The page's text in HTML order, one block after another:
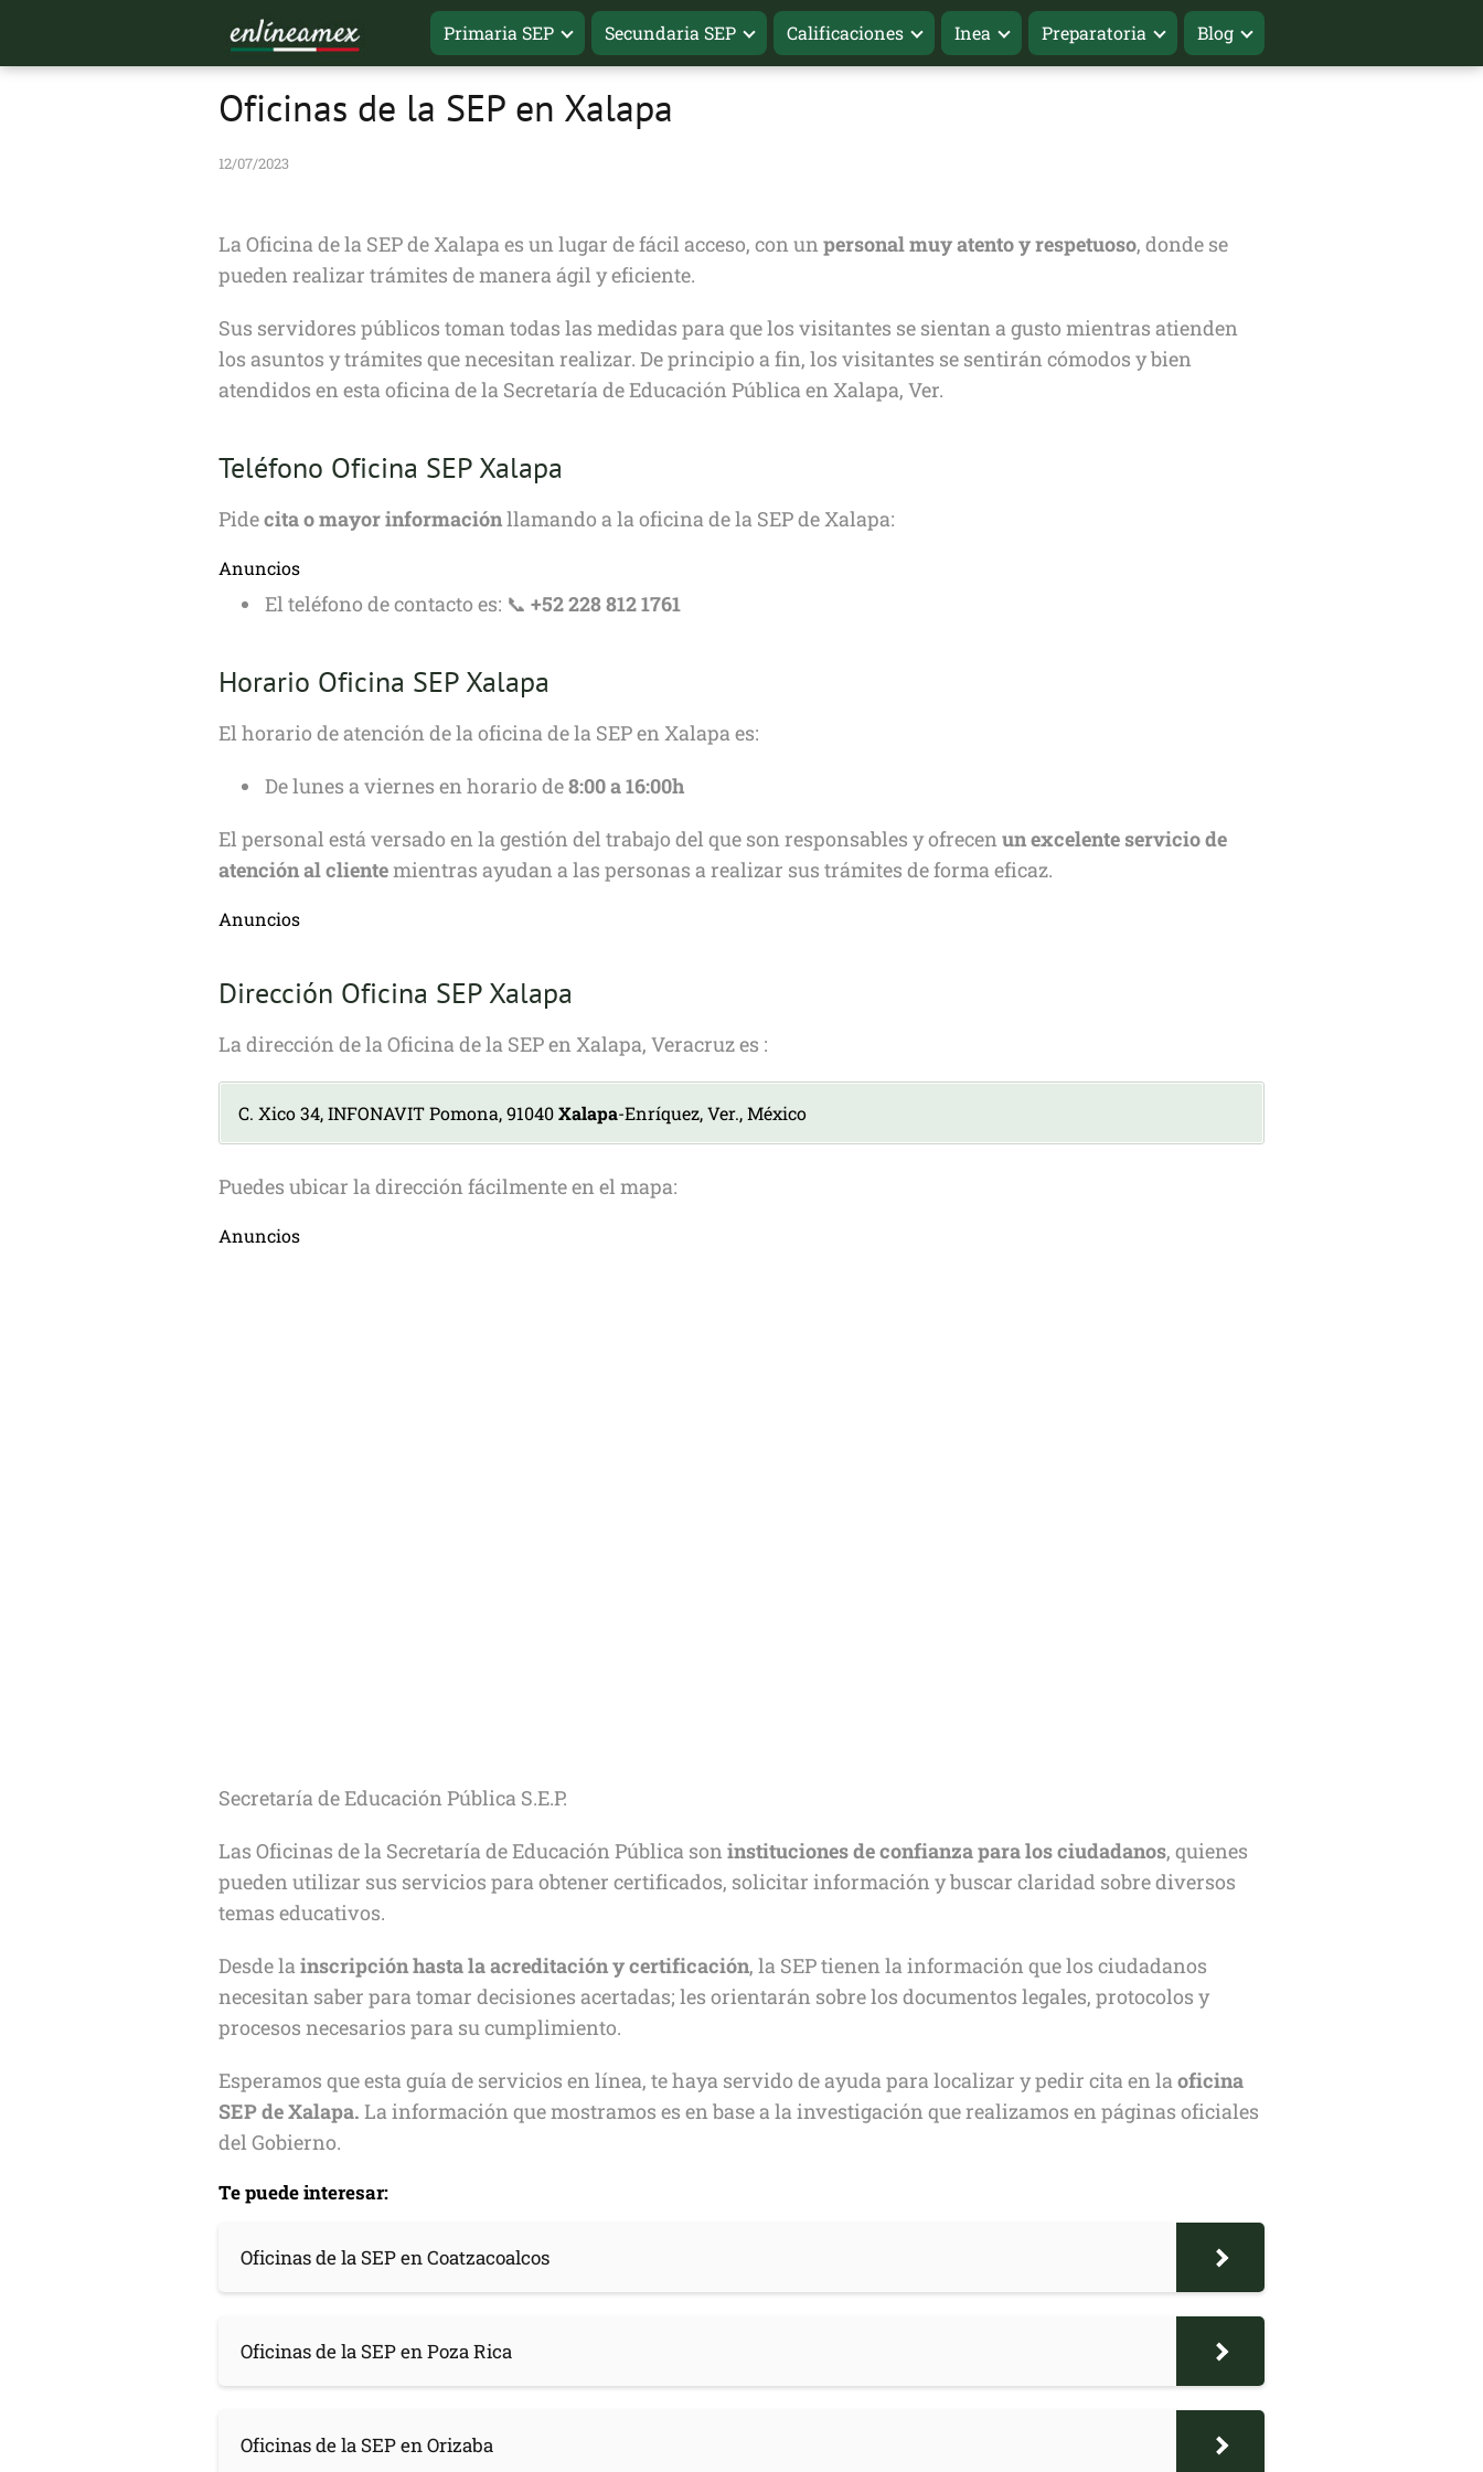
Primaria SEP Secundaria SEP Calificaciones Inea Preparatoria Blog
Oficinas de la SEP en Xalapa
12/07/2023
La Oficina de la SEP de Xalapa es un lugar de fácil acceso, con unpersonal muy atento y respetuoso, donde se
pueden realizar trámites de manera ágil y eficiente.
Sus servidores públicos toman todas las medidas para que los visitantes se sientan a gusto mientras atienden
los asuntos y trámites que necesitan realizar. De principio a fin, los visitantes se sentirán cómodos y bien
atendidos en esta oficina de la Secretaría de Educación Pública en Xalapa, Ver.
Teléfono Oficina SEP Xalapa
Pidecita o mayor informaciónllamando a la oficina de la SEP de Xalapa:
Anuncios
El teléfono de contacto es: 📞 +52 228 812 1761
Horario Oficina SEP Xalapa
El horario de atención de la oficina de la SEP en Xalapa es:
De lunes a viernes en horario de8:00 a 16:00h
El personal está versado en la gestión del trabajo del que son responsables y ofrecenun excelente servicio de
atención al clientemientras ayudan a las personas a realizar sus trámites de forma eficaz.
Anuncios
Dirección Oficina SEP Xalapa
La dirección de la Oficina de la SEP en Xalapa, Veracruz es :
C. Xico 34, INFONAVIT Pomona, 91040Xalapa-Enríquez, Ver., México
Puedes ubicar la dirección fácilmente en el mapa:
Anuncios
Secretaría de Educación Pública S.E.P.
Las Oficinas de la Secretaría de Educación Pública soninstituciones de confianza para los ciudadanos, quienes
pueden utilizar sus servicios para obtener certificados, solicitar información y buscar claridad sobre diversos
temas educativos.
Desde lainscripción hasta la acreditación y certificación, la SEP tienen la información que los ciudadanos
necesitan saber para tomar decisiones acertadas; les orientarán sobre los documentos legales, protocolos y
procesos necesarios para su cumplimiento.
Esperamos que esta guía de servicios en línea, te haya servido de ayuda para localizar y pedir cita en laoficina
SEP de Xalapa. La información que mostramos es en base a la investigación que realizamos en páginas oficiales
del Gobierno.
Te puede interesar:
Oficinas de la SEP en Coatzacoalcos
Oficinas de la SEP en Poza Rica
Oficinas de la SEP en Orizaba